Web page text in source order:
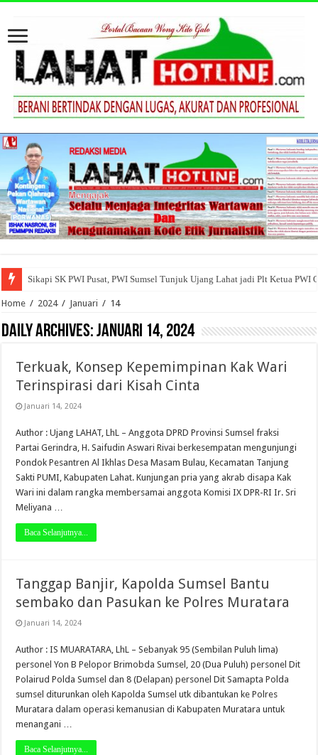
Sikapi SK PWI Pusat, PWI Sumsel Tunjuk Ujang Lahat jadi Plt Ketua PWI
Home / 2024 / Januari / 14
Daily Archives:Januari 14, 2024
Terkuak, Konsep Kepemimpinan Kak Wari
Terinspirasi dari Kisah Cinta
Januari 14, 2024
Author : Ujang LAHAT, LhL – Anggota DPRD Provinsi Sumsel fraksi
Partai Gerindra, H. Saifudin Aswari Rivai berkesempatan mengunjungi
Pondok Pesantren Al Ikhlas Desa Masam Bulau, Kecamatan Tanjung
Sakti PUMI, Kabupaten Lahat. Kunjungan pria yang akrab disapa Kak
Wari ini dalam rangka membersamai anggota Komisi IX DPR-RI Ir. Sri
Meliyana …
Baca Selanjutnya...
Tanggap Banjir, Kapolda Sumsel Bantu
sembako dan Pasukan ke Polres Muratara
Januari 14, 2024
Author : IS MUARATARA, LhL – Sebanyak 95 (Sembilan Puluh lima)
personel Yon B Pelopor Brimobda Sumsel, 20 (Dua Puluh) personel Dit
Polairud Polda Sumsel dan 8 (Delapan) personel Dit Samapta Polda
sumsel diturunkan oleh Kapolda Sumsel utk dibantukan ke Polres
Muratara dalam operasi kemanusian di Kabupaten Muratara untuk
menangani …
Baca Selanjutnya...